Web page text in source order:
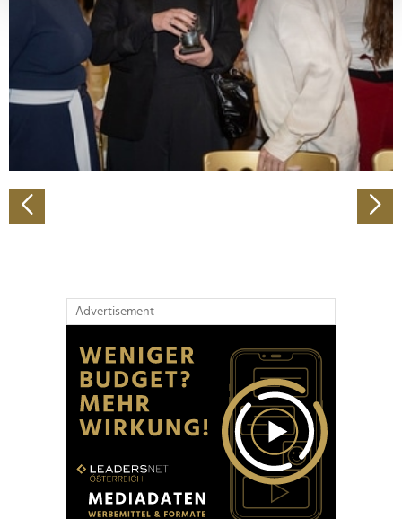
verarbeitet werden, und legen Sie Ihre Präferenzen im
fest.
Wir verwenden Cookies, um Inhalte und Anzeigen zu
personalisieren, Funktionen für soziale Medien anbieten
zu können und die Zugriffe auf unsere Website zu
analysieren. Außerdem geben wir Informationen zu Ihrer
Verwendung unserer Website an unsere Partner für
soziale Medien, Werbung und Analysen weiter. Unsere
Partner führen diese Informationen möglicherweise mit
Advertisement